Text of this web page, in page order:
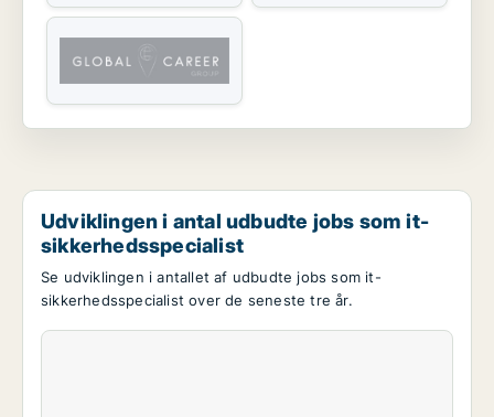
Udviklingen i antal udbudte jobs som it-
sikkerhedsspecialist
Se udviklingen i antallet af udbudte jobs som it-
sikkerhedsspecialist over de seneste tre år.